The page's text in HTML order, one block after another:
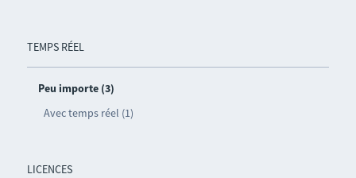
TEMPS RÉEL
Peu importe (3)
Avec temps réel (1)
LICENCES